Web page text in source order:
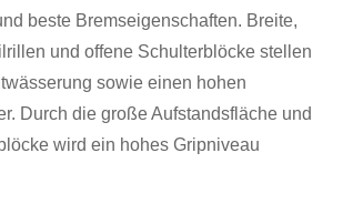
beste Bremseigenschaften. Breite,
und offene Schulterblöcke stellen
sowie einen hohen
Durch die große Aufstandsfläche und
wird ein hohes Gripniveau